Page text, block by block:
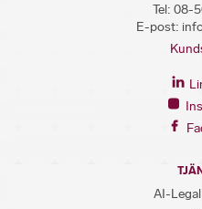
Tel: 08-
E-post:
AI-